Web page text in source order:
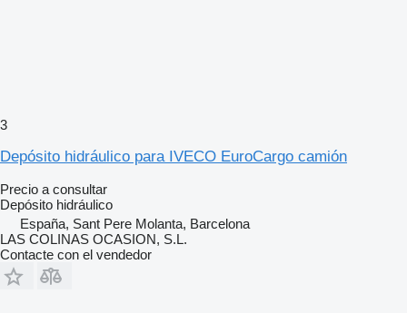
3
Depósito hidráulico para IVECO EuroCargo camión
Precio a consultar
Depósito hidráulico
España, Sant Pere Molanta, Barcelona
LAS COLINAS OCASION, S.L.
Contacte con el vendedor